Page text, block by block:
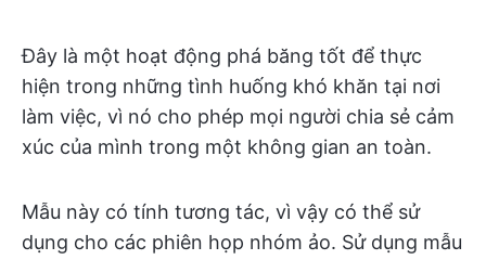
Đây là một hoạt động phá băng tốt để thực
hiện trong những tình huống khó khăn tại nơi
làm việc, vì nó cho phép mọi người chia sẻ cảm
xúc của mình trong một không gian an toàn.
Mẫu này có tính tương tác, vì vậy có thể sử
dụng cho các phiên họp nhóm ảo. Sử dụng mẫu